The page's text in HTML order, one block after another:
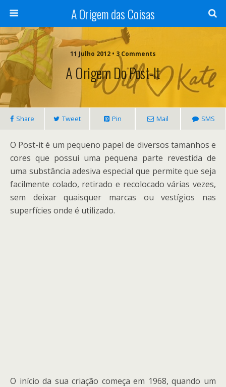
A Origem das Coisas
11 Julho 2012 • 3 Comments
A Origem Do Post-It
Share Tweet Pin Mail SMS
O Post-it é um pequeno papel de diversos tamanhos e
cores que possui uma pequena parte revestida de
uma substância adesiva especial que permite que seja
facilmente colado, retirado e recolocado várias vezes,
sem deixar quaisquer marcas ou vestígios nas
superfícies onde é utilizado.
O início da sua criação começa em 1968, quando um